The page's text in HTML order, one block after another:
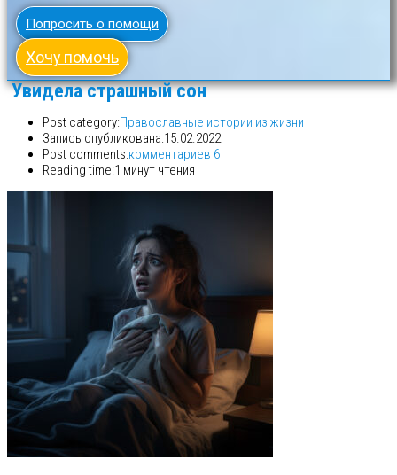
Попросить о помощи
Хочу помочь
Увидела страшный сон
Post category:Православные истории из жизни
Запись опубликована:15.02.2022
Post comments:комментариев 6
Reading time:1 минут чтения